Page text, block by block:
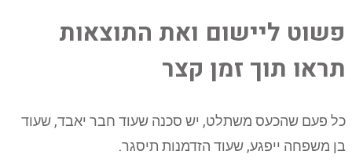
פשוט ליישום ואת התוצאות
תראו תוך זמן קצר
כל פעם שהכעס משתלט, יש סכנה שעוד חבר יאבד, שעוד
בן משפחה ייפגע, שעוד הזדמנות תיסגר.